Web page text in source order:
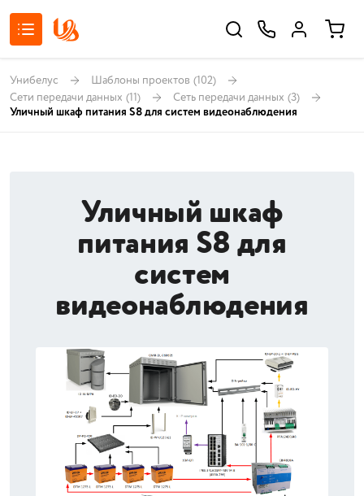
Унибелус Шаблоны проектов (102)
Сети передачи данных (11) Сеть передачи данных (3)
Уличный шкаф питания S8 для систем видеонаблюдения
Уличный шкаф
питания S8 для
систем
видеонаблюдения